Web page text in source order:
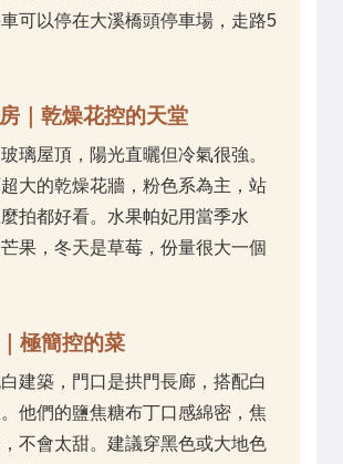
可以停在大溪橋頭停車場，走路5
｜乾燥花控的天堂
璃屋頂，陽光直曬但冷氣很強。
大的乾燥花牆，粉色系為主，站
拍都好看。水果帕妃用當季水
果，冬天是草莓，份量很大一個
極簡控的菜
建築，門口是拱門長廊，搭配白
他們的鹽焦糖布丁口感綿密，焦
不會太甜。建議穿黑色或大地色